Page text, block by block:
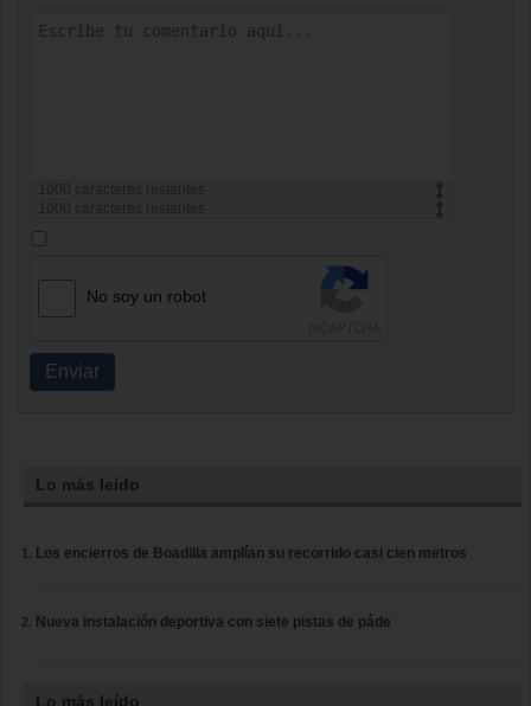
1000
caracteres restantes
1000
caracteres restantes
No soy un robot
Enviar
Lo más leído
Los encierros de Boadilla amplían su recorrido casi cien metros
Nueva instalación deportiva con siete pistas de páde
Lo más leído